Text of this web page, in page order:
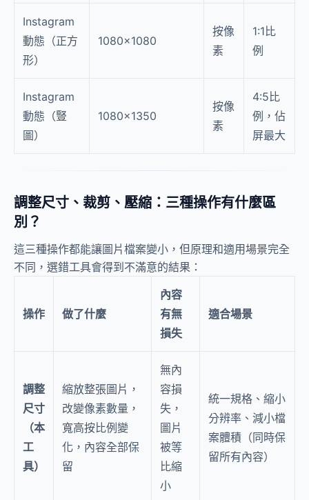
Instagram
動態（正方
形）
1080×1080
按像
素
1:1比
例
Instagram
動態（豎
圖）
1080×1350
按像
素
4:5比
例，佔
屏最大
調整尺寸、裁剪、壓縮：三種操作有什麼區
別？
這三種操作都能讓圖片檔案變小，但原理和適用場景完全
不同，選錯工具會得到不滿意的結果：
操作 做了什麼
內容
有無
損失
適合場景
調整
尺寸
（本
工
具）
縮放整張圖片，
改變像素數量，
寬高按比例變
化，內容全部保
留
無內
容損
失，
圖片
被等
比縮
小
統一規格、縮小
分辨率、減小檔
案體積（同時保
留所有內容）